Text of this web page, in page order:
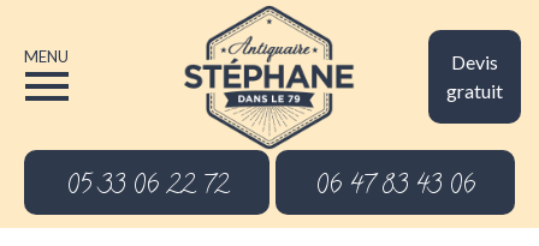
Devis
gratuit
MENU
05 33 06 22 72 06 47 83 43 06